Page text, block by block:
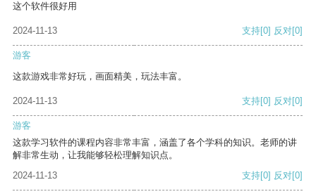
这个软件很好用
2024-11-13 支持[0] 反对[0]
游客
这款游戏非常好玩，画面精美，玩法丰富。
2024-11-13 支持[0] 反对[0]
游客
这款学习软件的课程内容非常丰富，涵盖了各个学科的知识。老师的讲
解非常生动，让我能够轻松理解知识点。
2024-11-13
支持[0] 反对[0]